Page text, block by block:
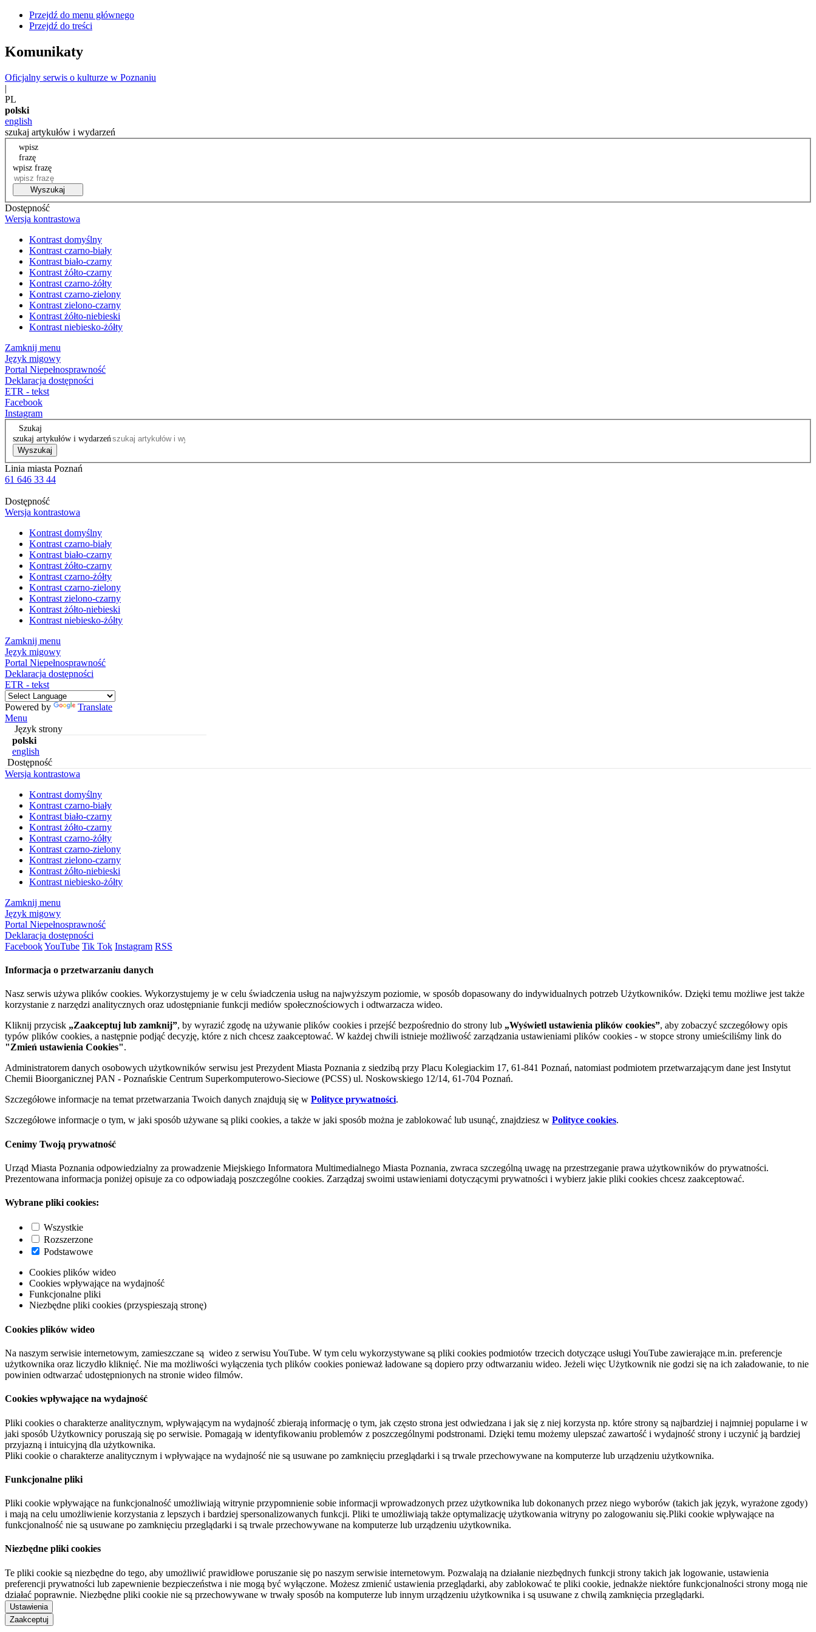
Przejdź do menu głównego
Przejdź do treści
Komunikaty
Oficjalny serwis o kulturze w Poznaniu
|
PL
polski
english
szukaj artykułów i wydarzeń
wpisz
frazę
wpisz frazę
Wyszukaj
Dostępność
Wersja kontrastowa
Kontrast domyślny
Kontrast czarno-biały
Kontrast biało-czarny
Kontrast żółto-czarny
Kontrast czarno-żółty
Kontrast czarno-zielony
Kontrast zielono-czarny
Kontrast żółto-niebieski
Kontrast niebiesko-żółty
Zamknij menu
Język migowy
Portal Niepełnosprawność
Deklaracja dostępności
ETR - tekst
Facebook
Instagram
Szukaj
szukaj artykułów i wydarzeń
Wyszukaj
Linia miasta Poznań
61 646 33 44
Dostępność
Wersja kontrastowa
Kontrast domyślny
Kontrast czarno-biały
Kontrast biało-czarny
Kontrast żółto-czarny
Kontrast czarno-żółty
Kontrast czarno-zielony
Kontrast zielono-czarny
Kontrast żółto-niebieski
Kontrast niebiesko-żółty
Zamknij menu
Język migowy
Portal Niepełnosprawność
Deklaracja dostępności
ETR - tekst
Powered by
Translate
Menu
Język strony
polski
english
Dostępność
Wersja kontrastowa
Kontrast domyślny
Kontrast czarno-biały
Kontrast biało-czarny
Kontrast żółto-czarny
Kontrast czarno-żółty
Kontrast czarno-zielony
Kontrast zielono-czarny
Kontrast żółto-niebieski
Kontrast niebiesko-żółty
Zamknij menu
Język migowy
Portal Niepełnosprawność
Deklaracja dostępności
FacebookYouTube Tik Tok Instagram RSS
Informacja o przetwarzaniu danych
Nasz serwis używa plików cookies. Wykorzystujemy je w celu świadczenia usług na najwyższym poziomie, w sposób dopasowany do indywidualnych potrzeb Użytkowników. Dzięki temu możliwe jest także
korzystanie z narzędzi analitycznych oraz udostępnianie funkcji mediów społecznościowych i odtwarzacza wideo.
Kliknij przycisk „Zaakceptuj lub zamknij”, by wyrazić zgodę na używanie plików cookies i przejść bezpośrednio do strony lub „Wyświetl ustawienia plików cookies”, aby zobaczyć szczegółowy opis
typów plików cookies, a następnie podjąć decyzję, które z nich chcesz zaakceptować. W każdej chwili istnieje możliwość zarządzania ustawieniami plików cookies - w stopce strony umieściliśmy link do
"Zmień ustawienia Cookies".
Administratorem danych osobowych użytkowników serwisu jest Prezydent Miasta Poznania z siedzibą przy Placu Kolegiackim 17, 61-841 Poznań, natomiast podmiotem przetwarzającym dane jest Instytut
Chemii Bioorganicznej PAN - Poznańskie Centrum Superkomputerowo-Sieciowe (PCSS) ul. Noskowskiego 12/14, 61-704 Poznań.
Szczegółowe informacje na temat przetwarzania Twoich danych znajdują się w Polityce prywatności.
Szczegółowe informacje o tym, w jaki sposób używane są pliki cookies, a także w jaki sposób można je zablokować lub usunąć, znajdziesz w Polityce cookies.
Cenimy Twoją prywatność
Urząd Miasta Poznania odpowiedzialny za prowadzenie Miejskiego Informatora Multimedialnego Miasta Poznania, zwraca szczególną uwagę na przestrzeganie prawa użytkowników do prywatności.
Prezentowana informacja poniżej opisuje za co odpowiadają poszczególne cookies. Zarządzaj swoimi ustawieniami dotyczącymi prywatności i wybierz jakie pliki cookies chcesz zaakceptować.
Wybrane pliki cookies:
Wszystkie
Rozszerzone
Podstawowe
Cookies plików wideo
Cookies wpływające na wydajność
Funkcjonalne pliki
Niezbędne pliki cookies (przyspieszają stronę)
Cookies plików wideo
Na naszym serwisie internetowym, zamieszczane są wideo z serwisu YouTube. W tym celu wykorzystywane są pliki cookies podmiotów trzecich dotyczące usługi YouTube zawierające m.in. preferencje
użytkownika oraz liczydło kliknięć. Nie ma możliwości wyłączenia tych plików cookies ponieważ ładowane są dopiero przy odtwarzaniu wideo. Jeżeli więc Użytkownik nie godzi się na ich załadowanie, to nie
powinien odtwarzać udostępnionych na stronie wideo filmów.
Cookies wpływające na wydajność
Pliki cookies o charakterze analitycznym, wpływającym na wydajność zbierają informację o tym, jak często strona jest odwiedzana i jak się z niej korzysta np. które strony są najbardziej i najmniej popularne i w
jaki sposób Użytkownicy poruszają się po serwisie. Pomagają w identyfikowaniu problemów z poszczególnymi podstronami. Dzięki temu możemy ulepszać zawartość i wydajność strony i uczynić ją bardziej
przyjazną i intuicyjną dla użytkownika.
Pliki cookie o charakterze analitycznym i wpływające na wydajność nie są usuwane po zamknięciu przeglądarki i są trwale przechowywane na komputerze lub urządzeniu użytkownika.
Funkcjonalne pliki
Pliki cookie wpływające na funkcjonalność umożliwiają witrynie przypomnienie sobie informacji wprowadzonych przez użytkownika lub dokonanych przez niego wyborów (takich jak język, wyrażone zgody)
i mają na celu umożliwienie korzystania z lepszych i bardziej spersonalizowanych funkcji. Pliki te umożliwiają także optymalizację użytkowania witryny po zalogowaniu się.Pliki cookie wpływające na
funkcjonalność nie są usuwane po zamknięciu przeglądarki i są trwale przechowywane na komputerze lub urządzeniu użytkownika.
Niezbędne pliki cookies
Te pliki cookie są niezbędne do tego, aby umożliwić prawidłowe poruszanie się po naszym serwisie internetowym. Pozwalają na działanie niezbędnych funkcji strony takich jak logowanie, ustawienia
preferencji prywatności lub zapewnienie bezpieczeństwa i nie mogą być wyłączone. Możesz zmienić ustawienia przeglądarki, aby zablokować te pliki cookie, jednakże niektóre funkcjonalności strony mogą nie
działać poprawnie. Niezbędne pliki cookie nie są przechowywane w trwały sposób na komputerze lub innym urządzeniu użytkownika i są usuwane z chwilą zamknięcia przeglądarki.
Ustawienia
Zaakceptuj